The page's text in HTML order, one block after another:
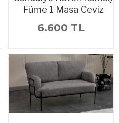
Füme 1 Masa Ceviz
6.600 TL